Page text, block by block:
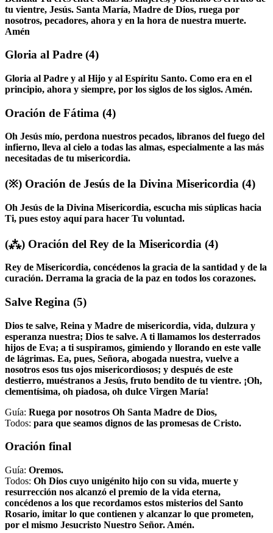
tu vientre, Jesús. Santa María, Madre de Dios, ruega por
nosotros, pecadores, ahora y en la hora de nuestra muerte.
Amén
Gloria al Padre (4)
Gloria al Padre y al Hijo y al Espíritu Santo. Como era en el
principio, ahora y siempre, por los siglos de los siglos. Amén.
Oración de Fátima (4)
Oh Jesús mío, perdona nuestros pecados, líbranos del fuego del
infierno, lleva al cielo a todas las almas, especialmente a las más
necesitadas de tu misericordia.
(※) Oración de Jesús de la Divina Misericordia (4)
Oh Jesús de la Divina Misericordia, escucha mis súplicas hacia
Ti, pues estoy aquí para hacer Tu voluntad.
(⁂) Oración del Rey de la Misericordia (4)
Rey de Misericordia, concédenos la gracia de la santidad y de la
curación. Derrama la gracia de la paz en todos los corazones.
Salve Regina (5)
Dios te salve, Reina y Madre de misericordia, vida, dulzura y
esperanza nuestra; Dios te salve. A ti llamamos los desterrados
hijos de Eva; a ti suspiramos, gimiendo y llorando en este valle
de lágrimas. Ea, pues, Señora, abogada nuestra, vuelve a
nosotros esos tus ojos misericordiosos; y después de este
destierro, muéstranos a Jesús, fruto bendito de tu vientre. ¡Oh,
clementísima, oh piadosa, oh dulce Virgen María!
Guía: Ruega por nosotros Oh Santa Madre de Dios,
Todos: para que seamos dignos de las promesas de Cristo.
Oración final
Guía: Oremos.
Todos: Oh Dios cuyo unigénito hijo con su vida, muerte y
resurrección nos alcanzó el premio de la vida eterna,
concédenos a los que recordamos estos misterios del Santo
Rosario, imitar lo que contienen y alcanzar lo que prometen,
por el mismo Jesucristo Nuestro Señor. Amén.